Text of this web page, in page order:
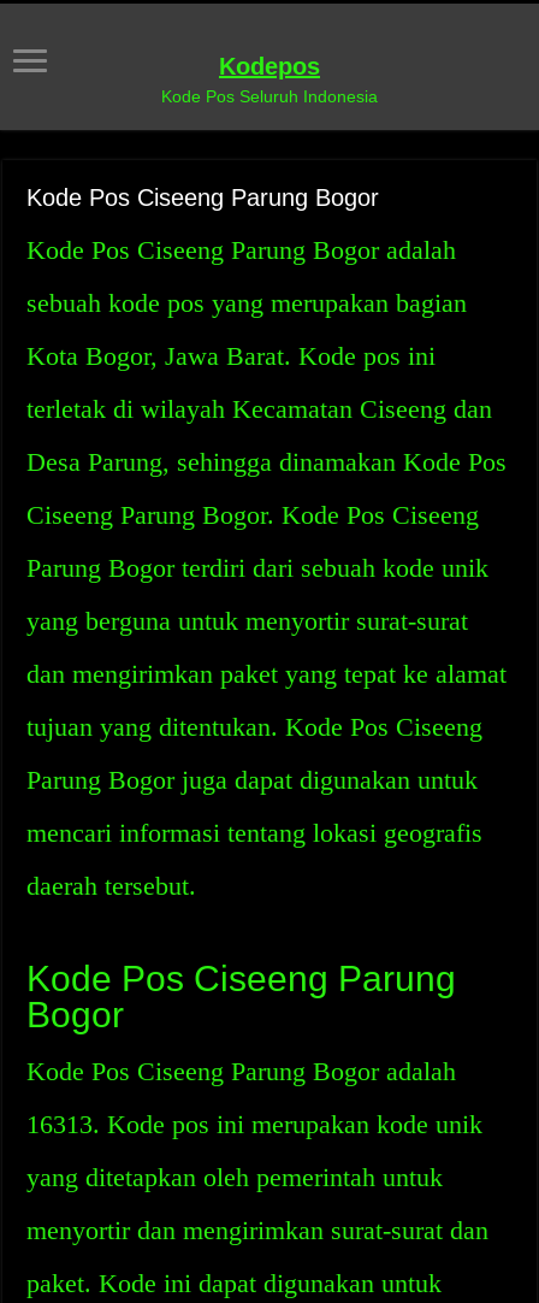
Kodepos
Kode Pos Seluruh Indonesia
Kode Pos Ciseeng Parung Bogor
Kode Pos Ciseeng Parung Bogor adalah
sebuah kode pos yang merupakan bagian
Kota Bogor, Jawa Barat. Kode pos ini
terletak di wilayah Kecamatan Ciseeng dan
Desa Parung, sehingga dinamakan Kode Pos
Ciseeng Parung Bogor. Kode Pos Ciseeng
Parung Bogor terdiri dari sebuah kode unik
yang berguna untuk menyortir surat-surat
dan mengirimkan paket yang tepat ke alamat
tujuan yang ditentukan. Kode Pos Ciseeng
Parung Bogor juga dapat digunakan untuk
mencari informasi tentang lokasi geografis
daerah tersebut.
Kode Pos Ciseeng Parung
Bogor
Kode Pos Ciseeng Parung Bogor adalah
16313. Kode pos ini merupakan kode unik
yang ditetapkan oleh pemerintah untuk
menyortir dan mengirimkan surat-surat dan
paket. Kode ini dapat digunakan untuk